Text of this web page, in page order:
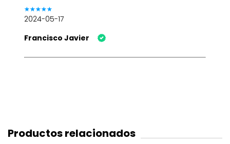
2024-05-17
Francisco Javier
Productos relacionados